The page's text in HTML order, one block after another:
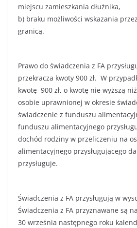
miejscu zamieszkania dłużnika,
b) braku możliwości wskazania
granicą.
Prawo do świadczenia z FA
przekracza kwoty 900 zł. W
kwotę 900 zł, o kwotę nie wyższą
osobie uprawnionej w okresie
świadczenie z funduszu
funduszu alimentacyjnego
dochód rodziny w przeliczeniu na
alimentacyjnego przysługującego
przysługuje.
Świadczenia z FA przysługują w
Świadczenia z FA przyznawane są
30 września następnego roku